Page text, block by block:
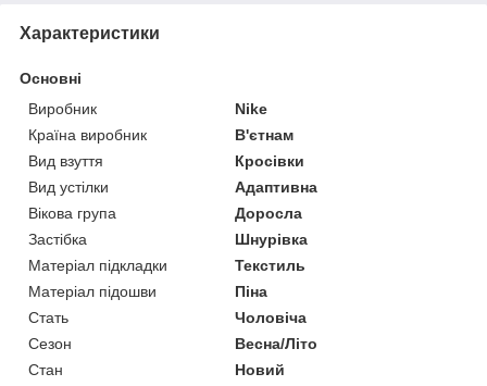
Характеристики
Основні
Виробник
Nike
Країна виробник
В'єтнам
Вид взуття
Кросівки
Вид устілки
Адаптивна
Вікова група
Доросла
Застібка
Шнурівка
Матеріал підкладки
Текстиль
Матеріал підошви
Піна
Стать
Чоловіча
Сезон
Весна/Літо
Стан
Новий